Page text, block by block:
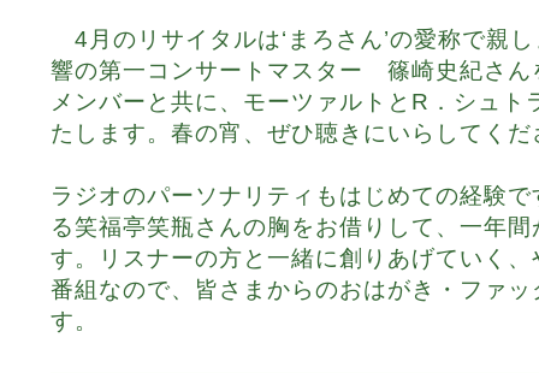
4月のリサイタルは‘まろさん’の愛称で親
響の第一コンサートマスター 篠崎史紀さん
メンバーと共に、モーツァルトとR．シュト
たします。春の宵、ぜひ聴きにいらしてくだ
ラジオのパーソナリティもはじめての経験
る笑福亭笑瓶さんの胸をお借りして、一年
す。リスナーの方と一緒に創りあげていく
番組なので、皆さまからのおはがき・ファ
す。